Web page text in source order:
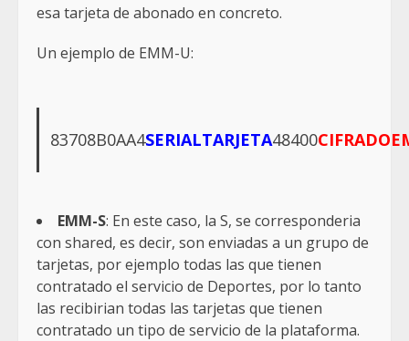
esa tarjeta de abonado en concreto.
Un ejemplo de EMM-U:
83708B0AA4SERIALTARJETA48400
EMM-S: En este caso, la S, se corresponderia
con shared, es decir, son enviadas a un grupo de
tarjetas, por ejemplo todas las que tienen
contratado el servicio de Deportes, por lo tanto
las recibirian todas las tarjetas que tienen
contratado un tipo de servicio de la plataforma.